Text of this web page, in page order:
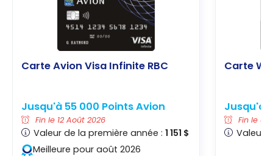
Carte Avion Visa Infinite RBC
Jusqu'à 55 000 Points Avion
Fin le 12 Août 2026
Valeur de la première année :1 151 $
Meilleure pour août 2026
Carte
Jusqu'à
Fin le 4
Valeur